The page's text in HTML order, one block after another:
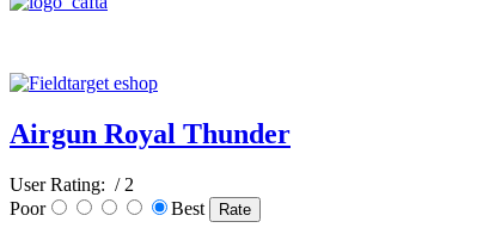
Airgun Royal Thunder
User Rating: / 2
Poor
Best